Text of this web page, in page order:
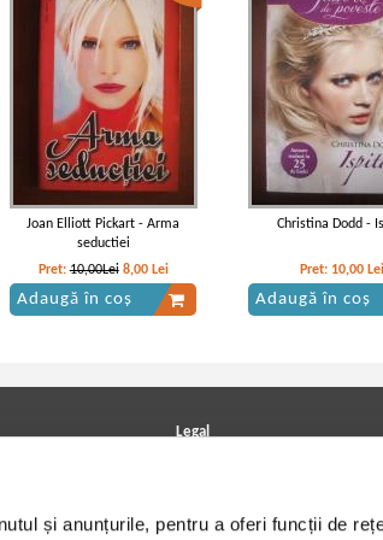
și anunțurile, pentru a oferi funcții de
Joan Elliott Pickart - Arma
seductiei
Pret:10,00Lei 8,00 Lei
Adaugă în coș
Christina Dodd -
Pret: 10,00 Lei
Adaugă în coș
DVD
Legal
Termeni si conditii